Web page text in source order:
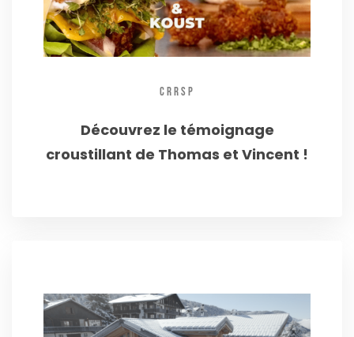
CRRSP
Découvrez le témoignage
croustillant de Thomas et Vincent !